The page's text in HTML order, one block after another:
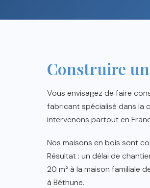
Construire
Vous envisagez de faire
fabricant spécialisé dans la
intervenons partout en
Nos maisons en bois sont
Résultat : un délai de
20 m² à la maison familiale
à Béthune.